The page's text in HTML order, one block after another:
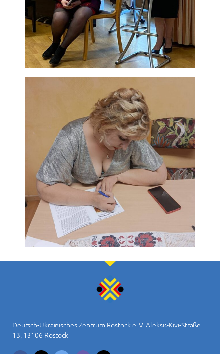
Deutsch-Ukrainisches Zentrum Rostock e. V. Aleksis-Kivi-Straße
13, 18106 Rostock